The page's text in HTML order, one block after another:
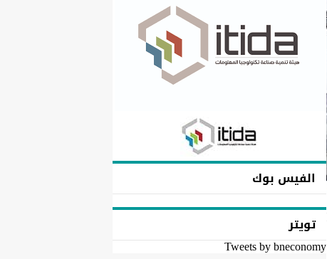
الفيس بوك
تويتر
Tweets by bneconomy